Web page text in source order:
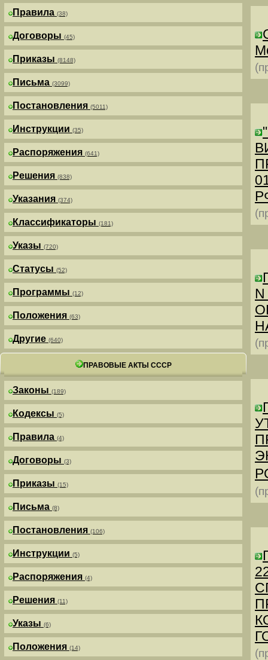
Правила (38)
Договоры (45)
Приказы (8148)
Письма (3099)
Постановления (5011)
Инструкции (35)
Распоряжения (641)
Решения (838)
Указания (374)
Классификаторы (181)
Указы (720)
Статусы (52)
Программы (12)
Положения (63)
Другие (640)
ПРАВОВЫЕ АКТЫ СССР
Законы (189)
Кодексы (5)
Правила (4)
Договоры (3)
Приказы (15)
Письма (8)
Постановления (106)
Инструкции (5)
Распоряжения (4)
Решения (11)
Указы (6)
Положения (14)